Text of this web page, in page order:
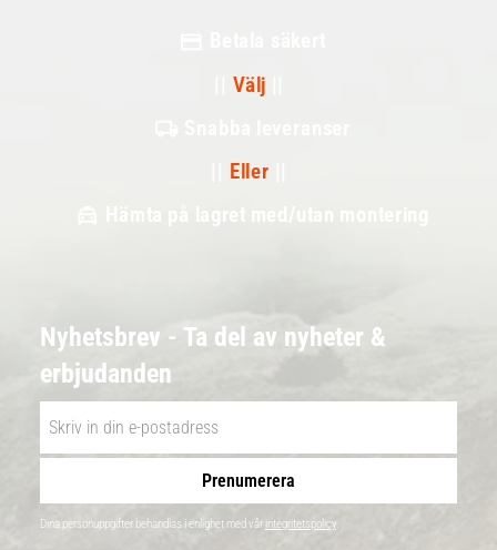
Välj
Eller
Hämta på lagret med/utan montering
Nyhetsbrev - Ta del av nyheter &
erbjudanden
Prenumerera
Dina personuppgifter behandlas i enlighet med vår integritetspolicy